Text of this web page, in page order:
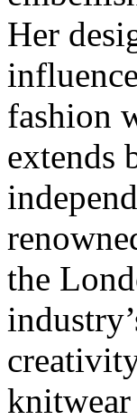
Her
fashion
extends
the